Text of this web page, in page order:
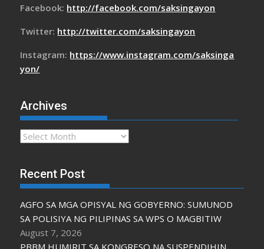
Facebook: http://facebook.com/saksingayon
Twitter: http://twitter.com/saksingayon
Instagram: https://www.instagram.com/saksinga
yon/
Archives
Archives
Recent Post
AGFO SA MGA OPISYAL NG GOBYERNO: SUMUNOD
SA POLISIYA NG PILIPINAS SA WPS O MAGBITIW
August 7, 2026
PBBM HUMIRIT SA KONGRESO NA SUSPENDIHIN